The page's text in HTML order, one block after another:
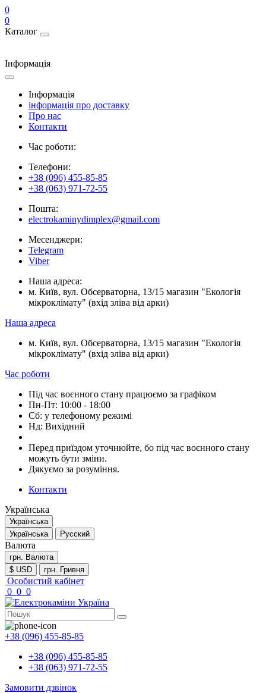
0
0
Каталог
Інформація
Інформація
інформація про доставку
Про нас
Контакти
Час роботи:
Телефони:
+38 (096) 455-85-85
+38 (063) 971-72-55
Пошта:
electrokaminydimplex@gmail.com
Месенджери:
Telegram
Viber
Наша адреса:
м. Київ, вул. Обсерваторна, 13/15 магазин "Екологія
мікроклімату" (вхід зліва від арки)
Наша адреса
м. Київ, вул. Обсерваторна, 13/15 магазин "Екологія
мікроклімату" (вхід зліва від арки)
Час роботи
Під час воєнного стану працюємо за графіком
Пн-Пт: 10:00 - 18:00
Сб: у телефоному режимі
Нд: Вихідний
Перед приїздом уточнюйте, бо під час воєнного стану
можуть бути зміни.
Дякуємо за розуміння.
Контакти
Українська
Українська
Українська
Русский
Валюта
грн. Валюта
$ USD
грн. Гривня
Особистий кабінет
0 0 0
+38 (096) 455-85-85
+38 (096) 455-85-85
+38 (063) 971-72-55
Замовити дзвінок